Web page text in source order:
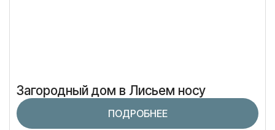
Загородный дом в Лисьем носу
ПОДРОБНЕЕ